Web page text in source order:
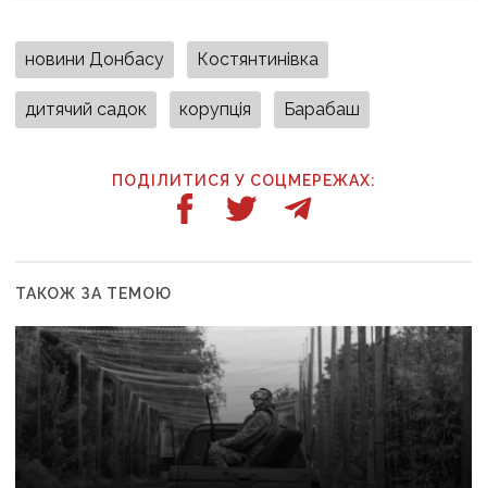
новини Донбасу Костянтинівка
дитячий садок корупція Барабаш
ПОДІЛИТИСЯ У СОЦМЕРЕЖАХ:
ТАКОЖ ЗА ТЕМОЮ